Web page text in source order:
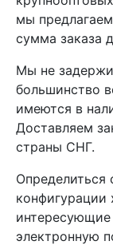
мы
сумма заказа
Мы не
большинство
имеются в
Доставляем
страны СНГ.
конфигурации
электронную